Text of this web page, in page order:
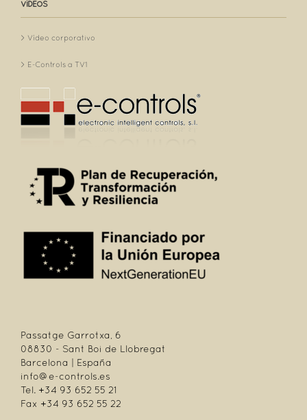
VÍDEOS
Vídeo corporativo
E-Controls a TV1
Passatge Garrotxa, 6
08830 - Sant Boi de Llobregat
Barcelona | España
info@e-controls.es
Tel. +34 93 652 55 21
Fax +34 93 652 55 22